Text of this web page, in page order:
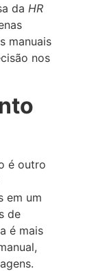
da HR
manuais
nos
é outro
em um
de
é mais